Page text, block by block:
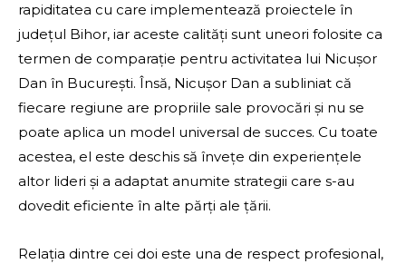
rapiditatea cu care implementează proiectele în
județul Bihor, iar aceste calități sunt uneori folosite ca
termen de comparație pentru activitatea lui Nicușor
Dan în București. Însă, Nicușor Dan a subliniat că
fiecare regiune are propriile sale provocări și nu se
poate aplica un model universal de succes. Cu toate
acestea, el este deschis să învețe din experiențele
altor lideri și a adaptat anumite strategii care s-au
dovedit eficiente în alte părți ale țării.
Relația dintre cei doi este una de respect profesional,